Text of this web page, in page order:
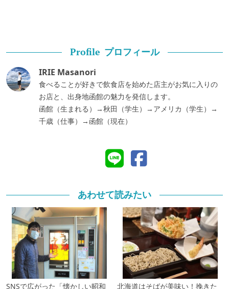
Profile プロフィール
IRIE Masanori
食べることが好きで飲食店を始めた店主がお気に入りの
お店と、出身地函館の魅力を発信します。
函館（生まれる）→秋田（学生）→アメリカ（学生）→
千歳（仕事）→函館（現在）
あわせて読みたい
SNSで広がった「懐かしい昭和
北海道はそばが美味い！挽きた